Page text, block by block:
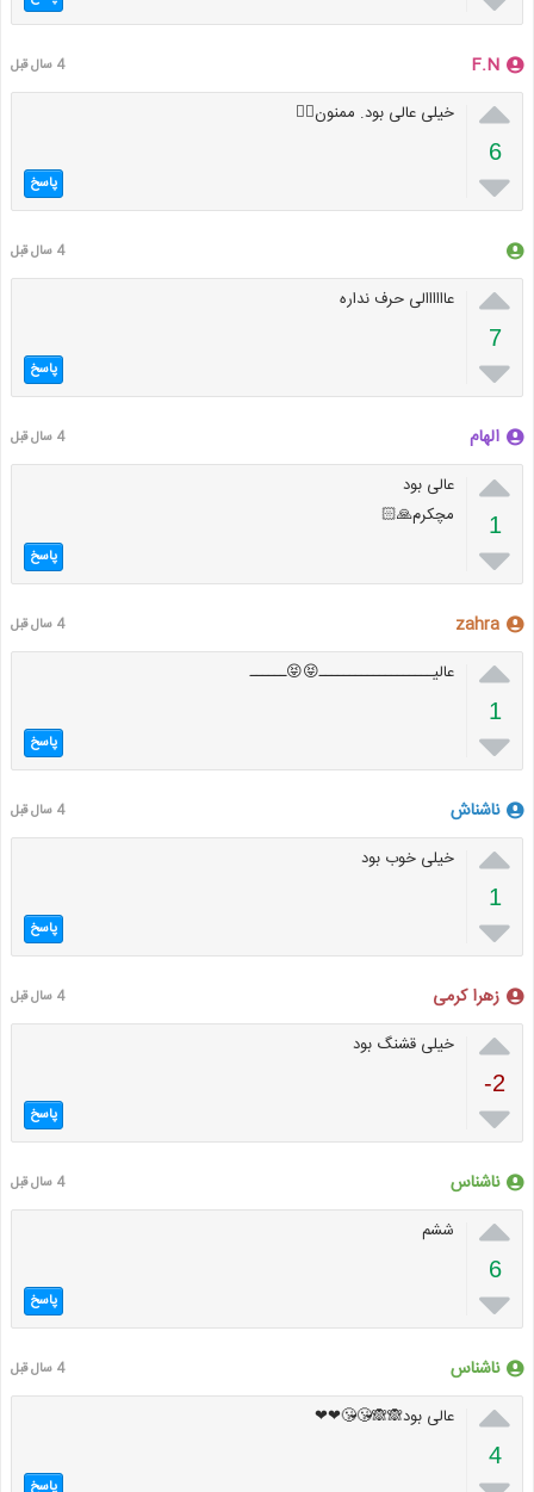
F.N 4 سال قبل

6

خیلی عالی بود. ممنون👌🏻
پاسخ
4 سال قبل

7

عاااااالی حرف نداره
پاسخ
الهام 4 سال قبل

1

عالی بود
مچکرم🙏🏻
پاسخ
zahra 4 سال قبل

1

عالیـــــــــــــــــــ😝😝ــــــ
پاسخ
ناشناش 4 سال قبل

1

خیلی خوب بود
پاسخ
زهرا کرمی 4 سال قبل

-2

خیلی قشنگ بود
پاسخ
ناشناس 4 سال قبل

6

ششم
پاسخ
ناشناس 4 سال قبل

4
عالی بود🙈🙈😘😘❤❤
پاسخ